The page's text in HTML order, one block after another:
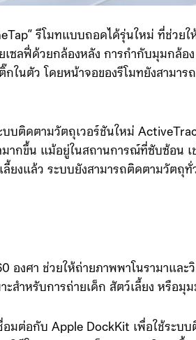
รีโมทแบบถอดได้รุ่นใหม่ ที่ช่วยใ
ในตัว โดยหน้าจอของรีโมทยังสามาร
บติดตามวัตถุเวอร์ชันใหม่
งศา ช่วยให้ถ่ายภาพพาโนรามาและวิ